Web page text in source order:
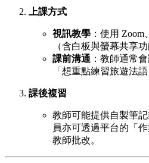
上課方式
視訊教學 ：使用
（含白板與螢幕共享功
課前溝通 ：教師通常
「想重點練習旅遊法
課後複習
教師可能提供自製筆
員亦可透過平台的「
教師批改。